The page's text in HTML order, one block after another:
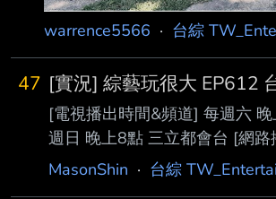
warrence5566 · 台綜
47 [實況] 綜藝玩很大 EP612
[電視播出時間&頻道] 每週六
週日 晚上8點 三立都會台 [網
每週六 晚上10點 四季線上 每
MasonShin · 台綜